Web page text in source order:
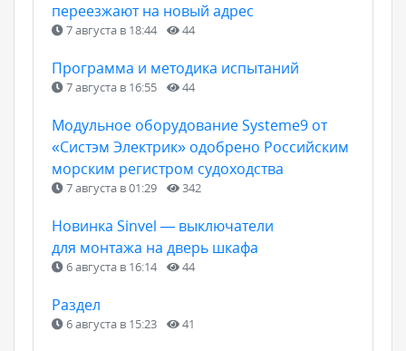
переезжают на новый адрес
7 августа в 18:44 44
Программа и методика испытаний
7 августа в 16:55 44
Модульное оборудование Systeme9 от
«Систэм Электрик» одобрено Российским
морским регистром судоходства
7 августа в 01:29 342
Новинка Sinvel — выключатели
для монтажа на дверь шкафа
6 августа в 16:14 44
Раздел
6 августа в 15:23 41